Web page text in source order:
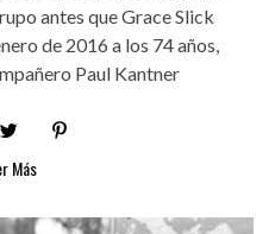
antes que Grace Slick
de 2016 a los 74 años,
Paul Kantner
Más